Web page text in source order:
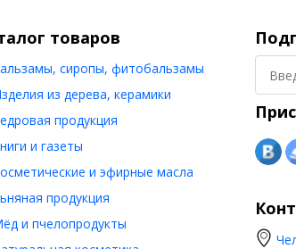
товаров
сиропы, фитобальзамы
из дерева, керамики
продукция
и газеты
и эфирные масла
продукция
и пчелопродукты